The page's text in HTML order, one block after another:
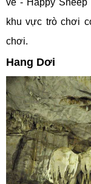
vẻ - Happy Sheep
khu vực trò chơi
chơi.
Hang Dơi